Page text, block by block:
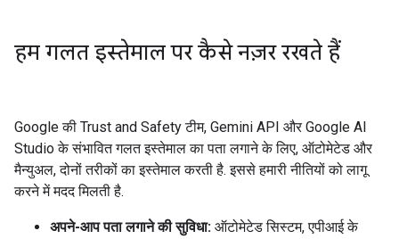
हम गलत इस्तेमाल पर कैसे नज़र रखते हैं
Google की Trust and Safety टीम, Gemini API और Google AI
Studio के संभावित गलत इस्तेमाल का पता लगाने के लिए, ऑटोमेटेड और
मैन्युअल, दोनों तरीकों का इस्तेमाल करती है. इससे हमारी नीतियों को लागू
करने में मदद मिलती है.
अपने-आप पता लगाने की सुविधा: ऑटोमेटेड सिस्टम, एपीआई के